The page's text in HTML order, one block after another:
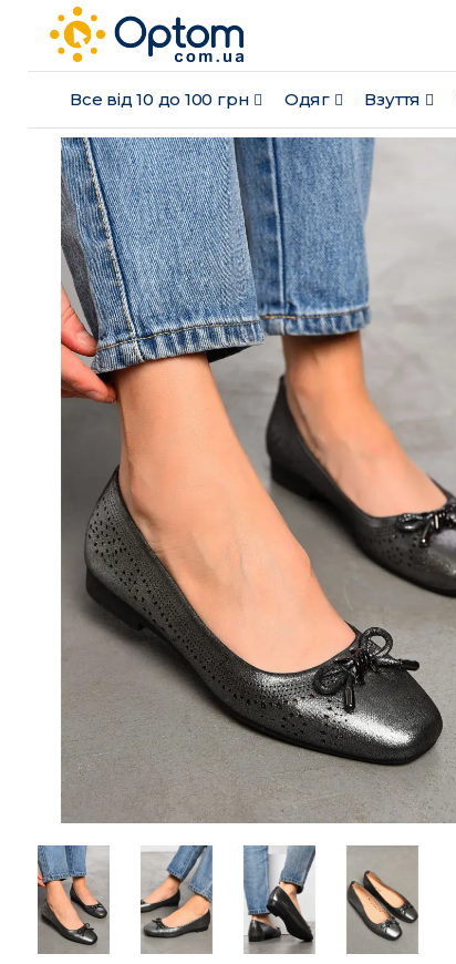
Все від 10 до 100 грн Одяг Взуття